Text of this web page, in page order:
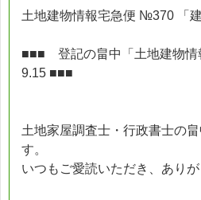
土地建物情報宅急便 №370 「建
■■■ 登記の畠中「土地建物
9.15 ■■■
土地家屋調査士・行政書士の
す。
いつもご愛読いただき、ありが